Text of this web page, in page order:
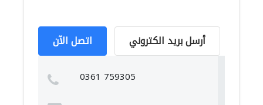
اتصل الآن أرسل بريد الكتروني
0361 759305